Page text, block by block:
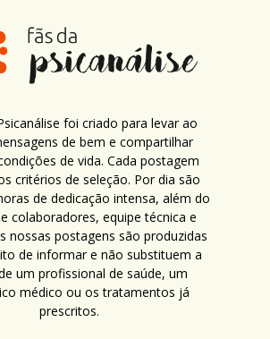
foi criado para levar ao
de bem e compartilhar
de vida. Cada postagem
critérios de seleção. Por dia são
de dedicação intensa, além do
colaboradores, equipe técnica e
nossas postagens são produzidas
de informar e não substituem a
um profissional de saúde, um
médico ou os tratamentos já
prescritos.